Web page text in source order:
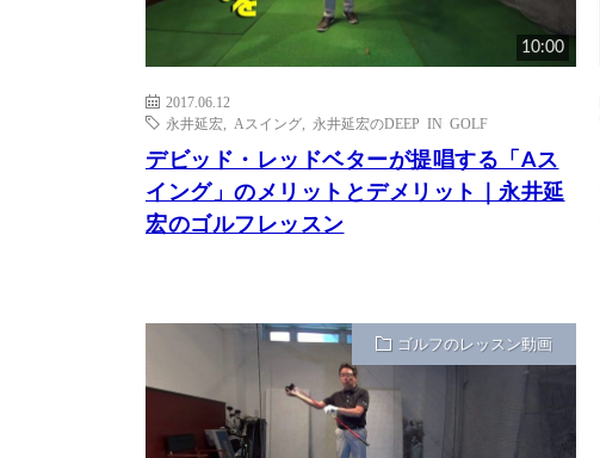
10:00
2017.06.12
永井延宏
Aスイング 永井延宏のDEEP IN GOLF
デビッド・レッドベターが提唱する「Aス
イング」のメリットとデメリット｜永井延
宏のゴルフレッスン
ゴルフのレッスン動画